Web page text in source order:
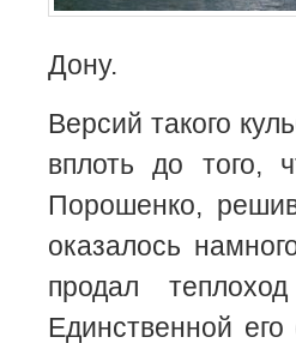
Дону.
Версий такого
вплоть до того,
Порошенко,
оказалось
продал
Единственной